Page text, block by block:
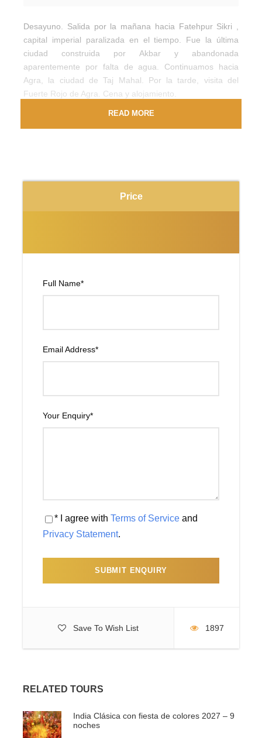
Price
Full Name*
Email Address*
Your Enquiry*
* I agree with Terms of Service and
Privacy Statement.
Save To Wish List 1897
RELATED TOURS
India Clásica con fiesta de colores 2027 – 9
noches
Desayuno. Salida por la mañana hacia Fatehpur Sikri ,
capital imperial paralizada en el tiempo. Fue la última
ciudad construida por Akbar y abandonada
aparentemente por falta de agua. Continuamos hacia
Agra, la ciudad de Taj Mahal. Por la tarde, visita del
Fuerte Rojo de Agra. Cena y alojamiento.
Palacio de los Vientos. Llegada y check-in en el hotel.
Cena en hotel.
DÍA 05 – JAIPUR – AMER - JAIPUR
Desayuno. Visitaremos Amber, que desde la carretera
Observatorio de Jai Singh. Cena.
Desayuno. A las 07:00, salida hacia Bikaner. Llegada y
DÍA 07 – BIKANER - JAISALMER
Desayuno. A las 08:00, salida hacia Jaisalmer, la ciudad
de antiguos mercaderes donde destacan la fortaleza, los
a camello en las dunas de Sam. Cena y alojamiento.
corona india. Encontraremos una ciudad mágica con
edificios construidos de piedra gravada y madera, visita
READ MORE